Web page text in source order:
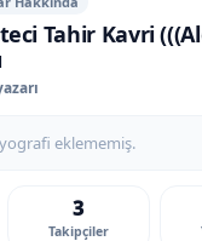
Tahir Kavri
eklememiş.
3
Takipçiler